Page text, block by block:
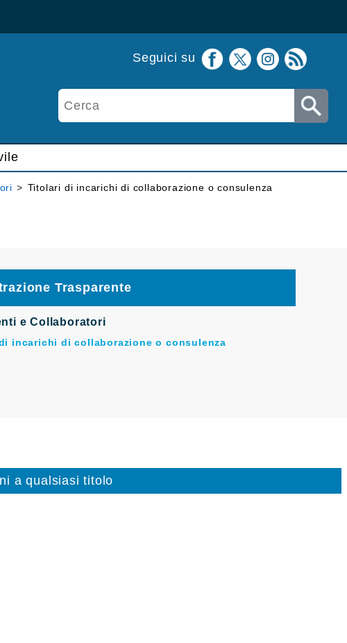
Seguici su
> Titolari di incarichi di collaborazione o consulenza
Trasparente
e Collaboratori
incarichi di collaborazione o consulenza
a qualsiasi titolo